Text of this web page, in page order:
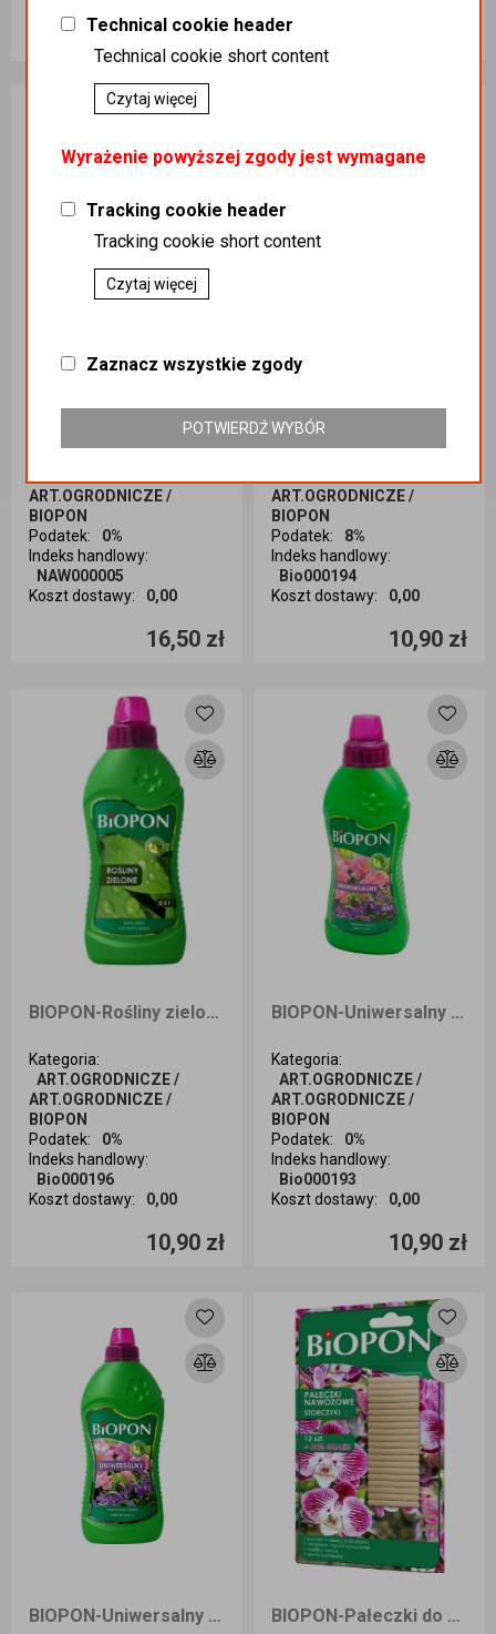
16,50 zł
BIOPON-Rośliny kwitnące 1 l
ART.OGRODNICZE /
BIOPON
Podatek:
0%
Indeks handlowy:
NAW000005
Koszt dostawy: 0,00
16,50 zł
Ilość sztuk
ART.OGRODNICZE /
BIOPON
Podatek:
8%
Indeks handlowy:
Bio000194
Koszt dostawy: 0,00
10,90 zł
Ilość sztuk
BIOPON-Rośliny zielone 0,5 l
Kategoria:
ART.OGRODNICZE /
ART.OGRODNICZE /
BIOPON
Podatek:
0%
Indeks handlowy:
Bio000196
Koszt dostawy: 0,00
10,90 zł
Ilość sztuk
BIOPON-Uniwersalny 0,5 l
Kategoria:
ART.OGRODNICZE /
ART.OGRODNICZE /
BIOPON
Podatek:
0%
Indeks handlowy:
Bio000193
Koszt dostawy: 0,00
10,90 zł
Ilość sztuk
BIOPON-Uniwersalny 1 l BIOPON-Pałeczki do storczyków 10szt.
Technical cookie header
Technical cookie short content
Czytaj więcej
Wyrażenie powyższej zgody jest wymagane
Tracking cookie header
Tracking cookie short content
Czytaj więcej
Zaznacz wszystkie zgody
POTWIERDŹ WYBÓR